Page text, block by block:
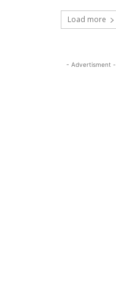
Load more
- Advertisment -